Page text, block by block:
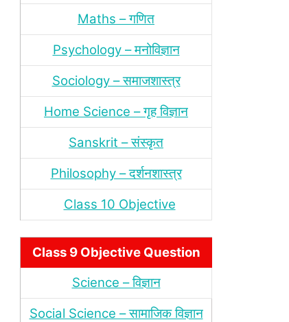
Maths – गणित
Psychology – मनोविज्ञान
Sociology – समाजशास्‍त्र
Home Science – गृह विज्ञान
Sanskrit – संस्‍कृत
Philosophy – दर्शनशास्‍त्र
Class 10 Objective
Class 9 Objective Question
Science – विज्ञान
Social Science – सामाजिक विज्ञान